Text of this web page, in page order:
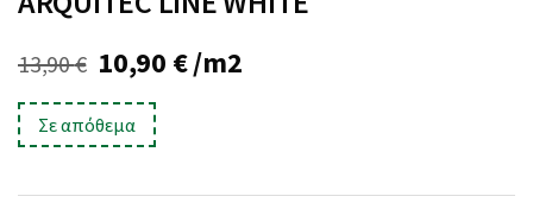
13,90€ Original
price
was:
13,90 €.
10,90 €Η
είναι:
/m2
Σε απόθεμα